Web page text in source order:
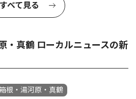
すべて見る
・真鶴 ローカルニュースの新
根・湯河原・真鶴